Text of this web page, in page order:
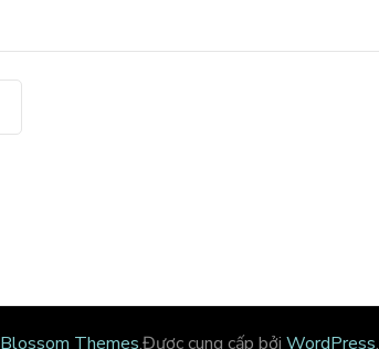
Blossom Themes.Được cung cấp bởiWordPress.